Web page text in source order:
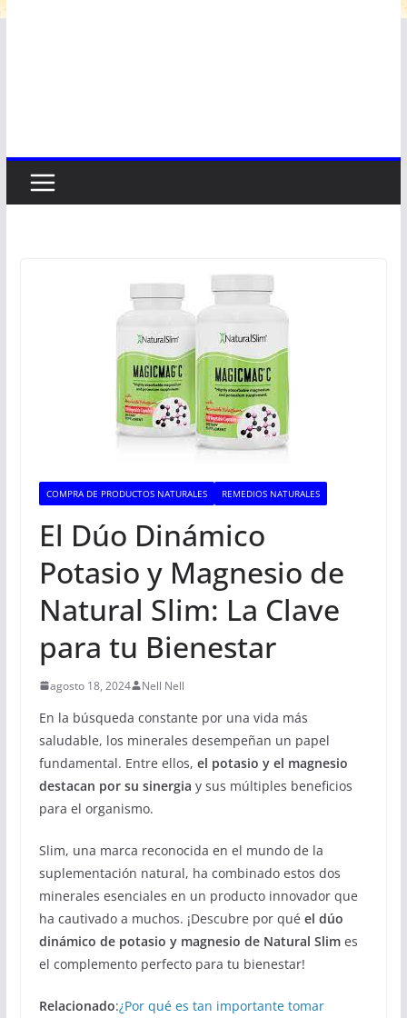
COMPRA DE PRODUCTOS NATURALES REMEDIOS NATURALES
El Dúo Dinámico
Potasio y Magnesio de
Natural Slim: La Clave
para tu Bienestar
agosto 18, 2024 Nell Nell
En la búsqueda constante por una vida más
saludable, los minerales desempeñan un papel
fundamental. Entre ellos, el potasio y el magnesio
destacan por su sinergia y sus múltiples beneficios
para el organismo.
Slim, una marca reconocida en el mundo de la
suplementación natural, ha combinado estos dos
minerales esenciales en un producto innovador que
ha cautivado a muchos. ¡Descubre por qué el dúo
dinámico de potasio y magnesio de Natural Slim es
el complemento perfecto para tu bienestar!
Relacionado:¿Por qué es tan importante tomar